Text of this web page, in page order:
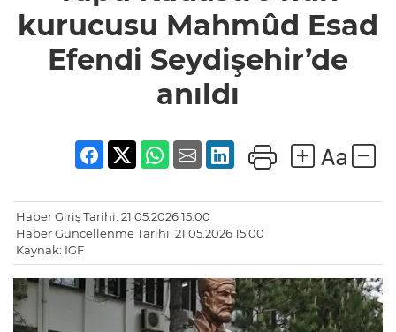
anıldı
kurucusu Mahmûd Esad
Efendi Seydişehir’de
anıldı
Haber Giriş Tarihi: 21.05.2026 15:00
Haber Güncellenme Tarihi: 21.05.2026 15:00
Kaynak: IGF